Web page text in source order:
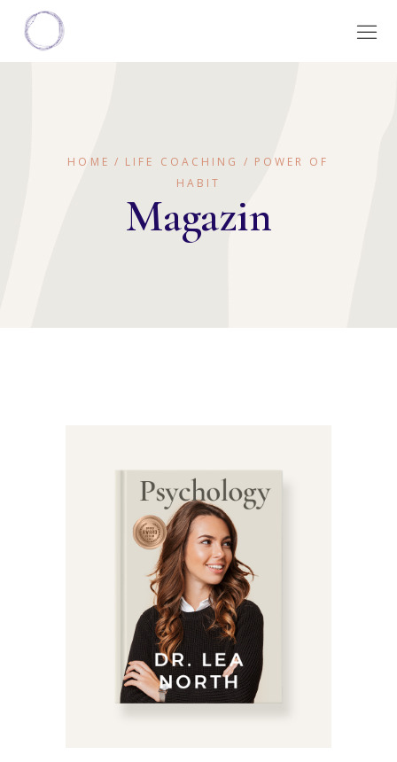
HOME LIFE COACHING
POWER OF
HABIT
Magazin